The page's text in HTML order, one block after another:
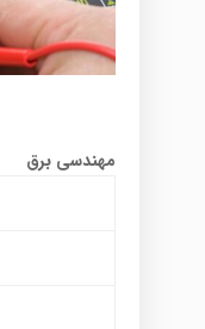
مهندسی برق